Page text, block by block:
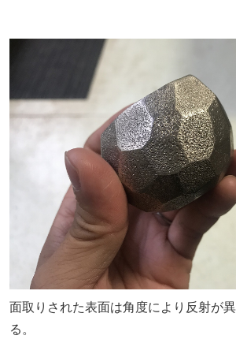
面取りされた表面は角度により反射が
る。